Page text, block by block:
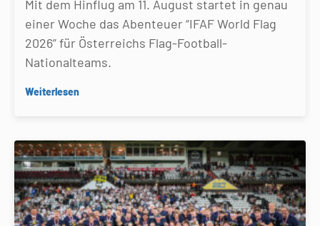
Mit dem Hinflug am 11. August startet in genau
einer Woche das Abenteuer “IFAF World Flag
2026” für Österreichs Flag-Football-
Nationalteams.
Weiterlesen